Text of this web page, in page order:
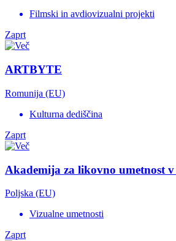
Filmski in avdiovizualni projekti
Zaprt
ARTBYTE
Romunija (EU)
Kulturna dediščina
Zaprt
Akademija za likovno umetnost
Poljska (EU)
Vizualne umetnosti
Zaprt